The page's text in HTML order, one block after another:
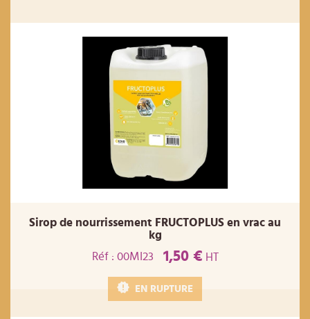
Sirop de nourrissement FRUCTOPLUS en vrac au
kg
Réf : 00MI23
1,50 € HT
EN RUPTURE